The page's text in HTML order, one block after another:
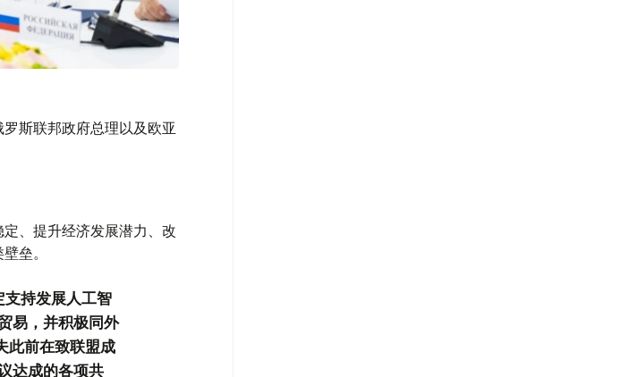
斯联邦政府总理以及欧亚
、提升经济发展潜力、改
垒。
支持发展人工智
易，并积极同外
此前在致联盟成
达成的各项共